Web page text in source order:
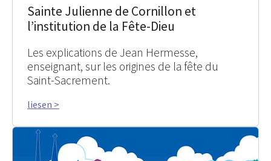
Sainte Julienne de Cornillon et
l’institution de la Fête-Dieu
Les explications de Jean Hermesse,
enseignant, sur les origines de la fête du
Saint-Sacrement.
liesen >